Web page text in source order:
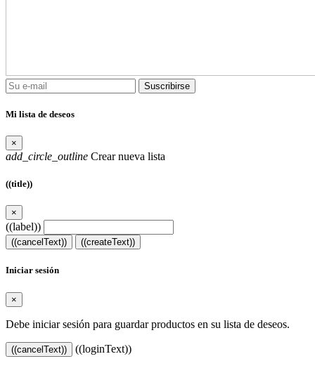
Suscribirse
Mi lista de deseos
×
add_circle_outline Crear nueva lista
((title))
×
((label))
((cancelText)) ((createText))
Iniciar sesión
×
Debe iniciar sesión para guardar productos en su lista de deseos.
((cancelText)) ((loginText))